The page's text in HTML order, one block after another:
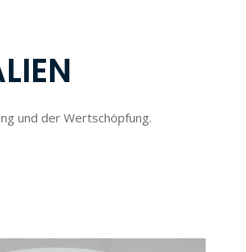
und der Wertschöpfung.